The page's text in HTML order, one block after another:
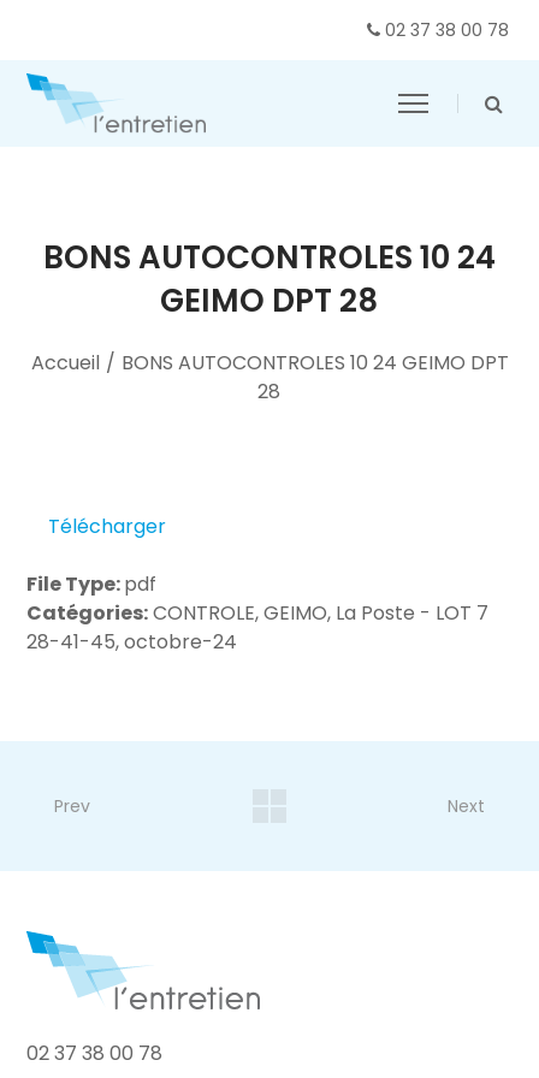
02 37 38 00 78
BONS AUTOCONTROLES 10 24
GEIMO DPT 28
Accueil / BONS AUTOCONTROLES 10 24 GEIMO DPT
28
Télécharger
File Type:pdf
Catégories:CONTROLE, GEIMO, La Poste - LOT 7
28-41-45, octobre-24
Prev Next
02 37 38 00 78